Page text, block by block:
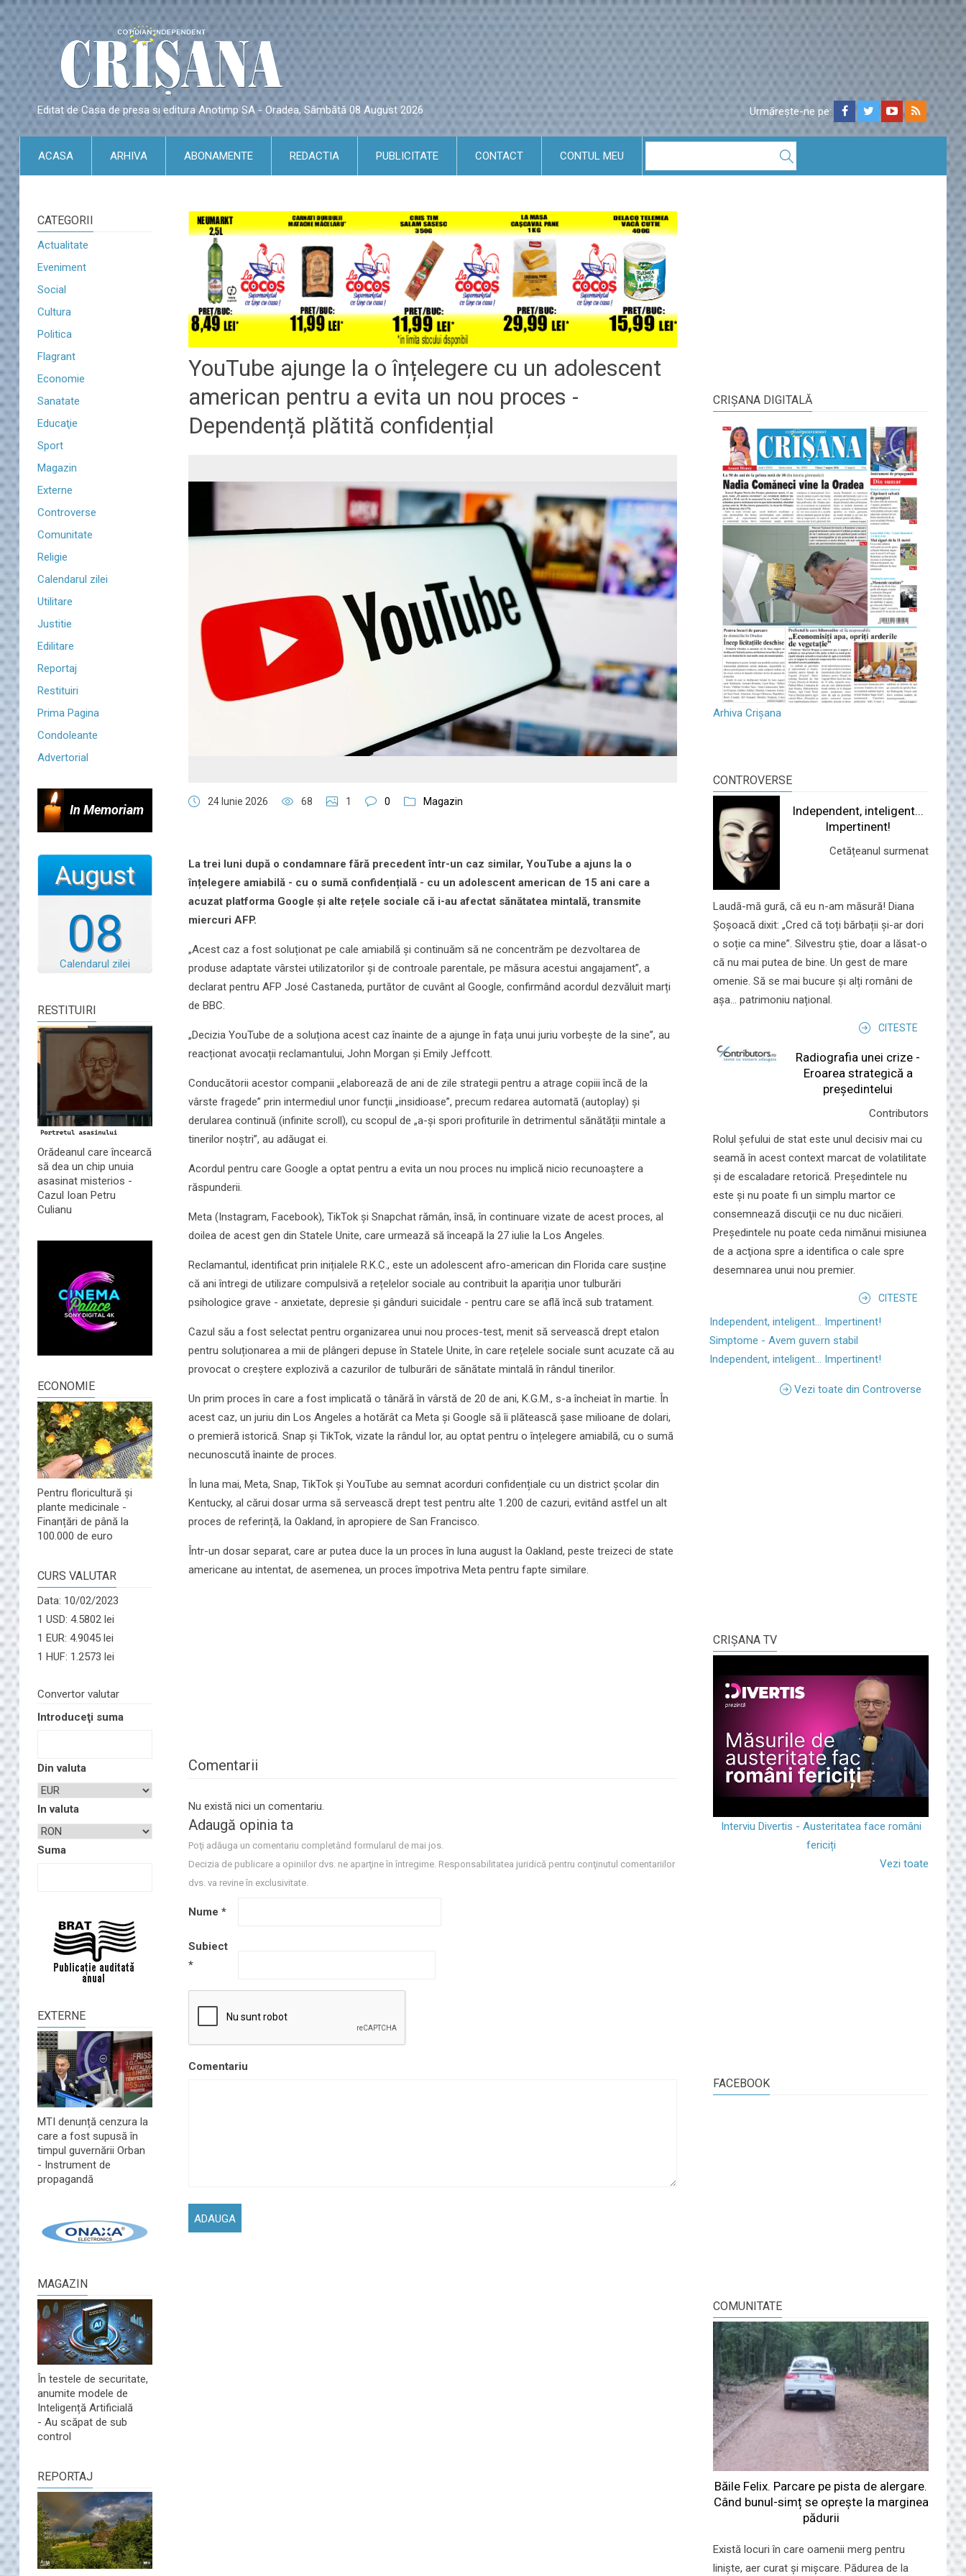
Editat de Casa de presa si editura Anotimp SA - Oradea, Sâmbătă 08 August 2026 Urmărește-ne pe:
ACASA ARHIVA ABONAMENTE REDACTIA PUBLICITATE CONTACT CONTUL MEU
CATEGORII
Actualitate
Eveniment
Social
Cultura
Politica
Flagrant
Economie
Sanatate
Educaţie
Sport
Magazin
Externe
Controverse
Comunitate
Religie
Calendarul zilei
Utilitare
Justitie
Edilitare
Reportaj
Restituiri
Prima Pagina
Condoleante
Advertorial
In Memoriam
08
August
Calendarul zilei
RESTITUIRI
Orădeanul care încearcă
să dea un chip unuia
asasinat misterios -
Cazul Ioan Petru
Culianu
ECONOMIE
Pentru floricultură și
plante medicinale -
Finanțări de până la
100.000 de euro
CURS VALUTAR
Data: 10/02/2023
1 USD: 4.5802 lei
1 EUR: 4.9045 lei
1 HUF: 1.2573 lei
Convertor valutar
Introduceţi suma
Din valuta
In valuta
Suma
EXTERNE
MTI denunță cenzura la
care a fost supusă în
timpul guvernării Orban
- Instrument de
propagandă
MAGAZIN
În testele de securitate,
anumite modele de
Inteligență Artificială
- Au scăpat de sub
control
REPORTAJ
YouTube ajunge la o înțelegere cu un adolescent
american pentru a evita un nou proces -
Dependență plătită confidențial
24 Iunie 2026 68 1 0 Magazin
La trei luni după o condamnare fără precedent într-un caz similar, YouTube a ajuns la o
înțelegere amiabilă - cu o sumă confidențială - cu un adolescent american de 15 ani care a
acuzat platforma Google și alte rețele sociale că i-au afectat sănătatea mintală, transmite
miercuri AFP.
„Acest caz a fost soluționat pe cale amiabilă și continuăm să ne concentrăm pe dezvoltarea de
produse adaptate vârstei utilizatorilor și de controale parentale, pe măsura acestui angajament”, a
declarat pentru AFP José Castaneda, purtător de cuvânt al Google, confirmând acordul dezvăluit marți
de BBC.
„Decizia YouTube de a soluționa acest caz înainte de a ajunge în fața unui juriu vorbește de la sine”, au
reacționat avocații reclamantului, John Morgan și Emily Jeffcott.
Conducătorii acestor companii „elaborează de ani de zile strategii pentru a atrage copiii încă de la
vârste fragede” prin intermediul unor funcții „insidioase”, precum redarea automată (autoplay) și
derularea continuă (infinite scroll), cu scopul de „a-și spori profiturile în detrimentul sănătății mintale a
tinerilor noștri”, au adăugat ei.
Acordul pentru care Google a optat pentru a evita un nou proces nu implică nicio recunoaștere a
răspunderii.
Meta (Instagram, Facebook), TikTok și Snapchat rămân, însă, în continuare vizate de acest proces, al
doilea de acest gen din Statele Unite, care urmează să înceapă la 27 iulie la Los Angeles.
Reclamantul, identificat prin inițialele R.K.C., este un adolescent afro-american din Florida care susține
că ani întregi de utilizare compulsivă a rețelelor sociale au contribuit la apariția unor tulburări
psihologice grave - anxietate, depresie și gânduri suicidale - pentru care se află încă sub tratament.
Cazul său a fost selectat pentru organizarea unui nou proces-test, menit să servească drept etalon
pentru soluționarea a mii de plângeri depuse în Statele Unite, în care rețelele sociale sunt acuzate că au
provocat o creștere explozivă a cazurilor de tulburări de sănătate mintală în rândul tinerilor.
Un prim proces în care a fost implicată o tânără în vârstă de 20 de ani, K.G.M., s-a încheiat în martie. În
acest caz, un juriu din Los Angeles a hotărât ca Meta și Google să îi plătească șase milioane de dolari,
o premieră istorică. Snap și TikTok, vizate la rândul lor, au optat pentru o înțelegere amiabilă, cu o sumă
necunoscută înainte de proces.
În luna mai, Meta, Snap, TikTok și YouTube au semnat acorduri confidențiale cu un district școlar din
Kentucky, al cărui dosar urma să servească drept test pentru alte 1.200 de cazuri, evitând astfel un alt
proces de referință, la Oakland, în apropiere de San Francisco.
Într-un dosar separat, care ar putea duce la un proces în luna august la Oakland, peste treizeci de state
americane au intentat, de asemenea, un proces împotriva Meta pentru fapte similare.
Comentarii
Nu există nici un comentariu.
Adaugă opinia ta
Poţi adăuga un comentariu completând formularul de mai jos.
Decizia de publicare a opiniilor dvs. ne aparţine în întregime. Responsabilitatea juridică pentru conţinutul comentariilor
dvs. va revine în exclusivitate.
Nume *
Subiect
*
Comentariu
CRIŞANA DIGITALĂ
Arhiva Crișana
CONTROVERSE
Independent, inteligent...
Impertinent!
Cetățeanul surmenat
Laudă-mă gură, că eu n-am măsură! Diana
Șoșoacă dixit: „Cred că toți bărbații și-ar dori
o soție ca mine”. Silvestru știe, doar a lăsat-o
că nu mai putea de bine. Un gest de mare
omenie. Să se mai bucure și alți români de
așa... patrimoniu național.
CITESTE
Radiografia unei crize -
Eroarea strategică a
președintelui
Contributors
Rolul şefului de stat este unul decisiv mai cu
seamă în acest context marcat de volatilitate
şi de escaladare retorică. Preşedintele nu
este şi nu poate fi un simplu martor ce
consemnează discuţii ce nu duc nicăieri.
Preşedintele nu poate ceda nimănui misiunea
de a acţiona spre a identifica o cale spre
desemnarea unui nou premier.
CITESTE
Independent, inteligent... Impertinent!
Simptome - Avem guvern stabil
Independent, inteligent... Impertinent!
Vezi toate din Controverse
CRIŞANA TV
Interviu Divertis - Austeritatea face români
fericiți
Vezi toate
FACEBOOK
COMUNITATE
Băile Felix. Parcare pe pista de alergare.
Când bunul-simț se oprește la marginea
pădurii
Există locuri în care oamenii merg pentru
liniște, aer curat și mișcare. Pădurea de la